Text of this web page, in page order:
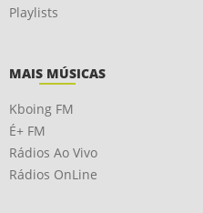
Playlists
MAIS MÚSICAS
Kboing FM
É+ FM
Rádios Ao Vivo
Rádios OnLine